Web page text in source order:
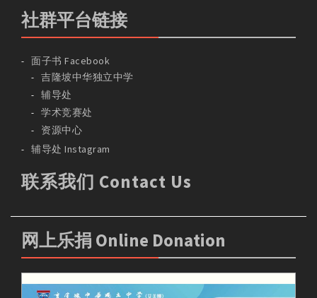
社群平台链接
面子书 Facebook
吉隆坡中华独立中学
辅导处
学术竞赛处
资源中心
辅导处 Instagram
联系我们 Contact Us
网上乐捐 Online Donation